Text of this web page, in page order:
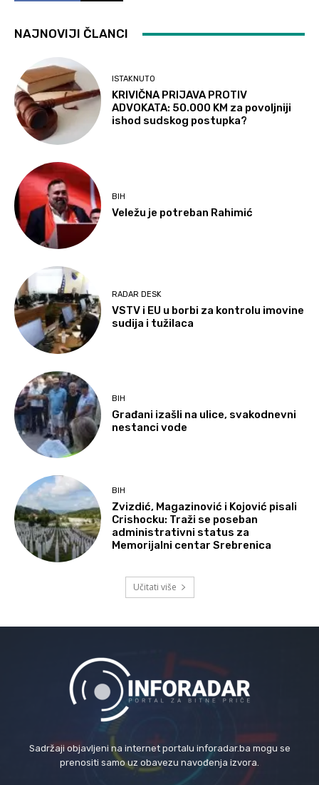
NAJNOVIJI ČLANCI
ISTAKNUTO
KRIVIČNA PRIJAVA PROTIV
ADVOKATA: 50.000 KM za povoljniji
ishod sudskog postupka?
BIH
Veležu je potreban Rahimić
RADAR DESK
VSTV i EU u borbi za kontrolu imovine
sudija i tužilaca
BIH
Građani izašli na ulice, svakodnevni
nestanci vode
BIH
Zvizdić, Magazinović i Kojović pisali
Crishocku: Traži se poseban
administrativni status za
Memorijalni centar Srebrenica
Učitati više
Sadržaji objavljeni na internet portalu inforadar.ba mogu se
prenositi samo uz obavezu navođenja izvora.